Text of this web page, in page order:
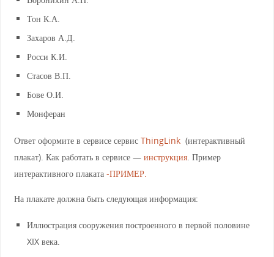
Тон К.А.
Захаров А.Д.
Росси К.И.
Стасов В.П.
Бове О.И.
Монферан
Ответ оформите в сервисе сервис ThingLink(интерактивный
плакат). Как работать в сервисе — инструкция. Пример
интерактивного плаката -ПРИМЕР.
На плакате должна быть следующая информация:
Иллюстрация сооружения построенного в первой половине
XIX века.